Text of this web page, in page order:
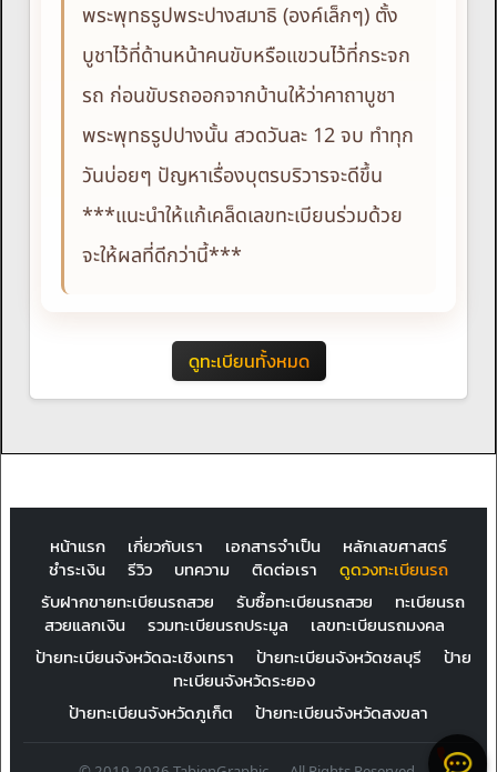
พระพุทธรูปพระปางสมาธิ (องค์เล็กๆ) ตั้ง
บูชาไว้ที่ด้านหน้าคนขับหรือแขวนไว้ที่กระจก
รถ ก่อนขับรถออกจากบ้านให้ว่าคาถาบูชา
พระพุทธรูปปางนั้น สวดวันละ 12 จบ ทำทุก
วันบ่อยๆ ปัญหาเรื่องบุตรบริวารจะดีขึ้น
***แนะนำให้แก้เคล็ดเลขทะเบียนร่วมด้วย
จะให้ผลที่ดีกว่านี้***
ดูทะเบียนทั้งหมด
หน้าแรก เกี่ยวกับเรา เอกสารจำเป็น
หลักเลขศาสตร์
ชำระเงิน
รีวิว บทความ ติดต่อเรา
ดูดวงทะเบียนรถ
รับฝากขายทะเบียนรถสวย
รับซื้อทะเบียนรถสวย
ทะเบียนรถ
สวยแลกเงิน
รวมทะเบียนรถประมูล
เลขทะเบียนรถมงคล
ป้ายทะเบียนจังหวัดฉะเชิงเทรา
ป้ายทะเบียนจังหวัดชลบุรี
ป้าย
ทะเบียนจังหวัดระยอง
ป้ายทะเบียนจังหวัดภูเก็ต
ป้ายทะเบียนจังหวัดสงขลา